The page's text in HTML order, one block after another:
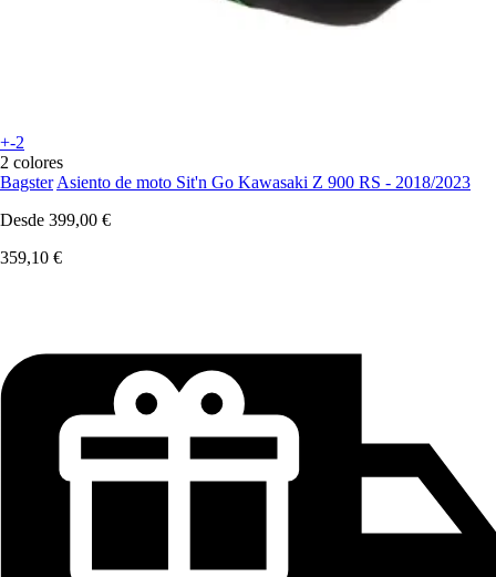
+-2
2 colores
Bagster Asiento de moto Sit'n Go Kawasaki Z 900 RS - 2018/2023
Desde 399,00 €
359,10 €